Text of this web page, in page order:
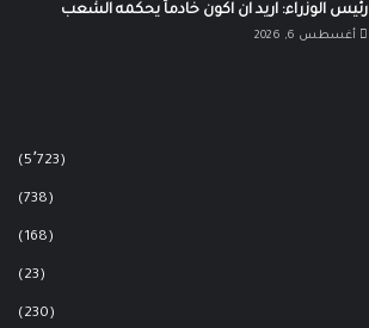
رئيس الوزراء: اريد ان اكون خادماً يحكمه الشعب
أغسطس 6, 2026
(5٬723)
(738)
(168)
(23)
(230)